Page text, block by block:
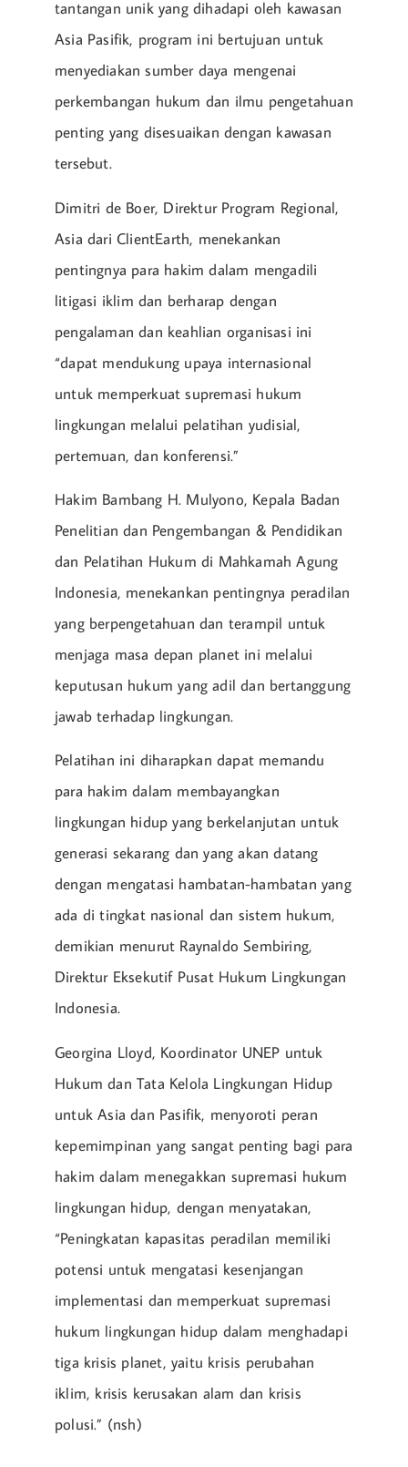
tantangan unik yang dihadapi oleh kawasan
Asia Pasifik, program ini bertujuan untuk
menyediakan sumber daya mengenai
perkembangan hukum dan ilmu pengetahuan
penting yang disesuaikan dengan kawasan
tersebut.
Dimitri de Boer, Direktur Program Regional,
Asia dari ClientEarth, menekankan
pentingnya para hakim dalam mengadili
litigasi iklim dan berharap dengan
pengalaman dan keahlian organisasi ini
“dapat mendukung upaya internasional
untuk memperkuat supremasi hukum
lingkungan melalui pelatihan yudisial,
pertemuan, dan konferensi.”
Hakim Bambang H. Mulyono, Kepala Badan
Penelitian dan Pengembangan & Pendidikan
dan Pelatihan Hukum di Mahkamah Agung
Indonesia, menekankan pentingnya peradilan
yang berpengetahuan dan terampil untuk
menjaga masa depan planet ini melalui
keputusan hukum yang adil dan bertanggung
jawab terhadap lingkungan.
Pelatihan ini diharapkan dapat memandu
para hakim dalam membayangkan
lingkungan hidup yang berkelanjutan untuk
generasi sekarang dan yang akan datang
dengan mengatasi hambatan-hambatan yang
ada di tingkat nasional dan sistem hukum,
demikian menurut Raynaldo Sembiring,
Direktur Eksekutif Pusat Hukum Lingkungan
Indonesia.
Georgina Lloyd, Koordinator UNEP untuk
Hukum dan Tata Kelola Lingkungan Hidup
untuk Asia dan Pasifik, menyoroti peran
kepemimpinan yang sangat penting bagi para
hakim dalam menegakkan supremasi hukum
lingkungan hidup, dengan menyatakan,
“Peningkatan kapasitas peradilan memiliki
potensi untuk mengatasi kesenjangan
implementasi dan memperkuat supremasi
hukum lingkungan hidup dalam menghadapi
tiga krisis planet, yaitu krisis perubahan
iklim, krisis kerusakan alam dan krisis
polusi.” (nsh)